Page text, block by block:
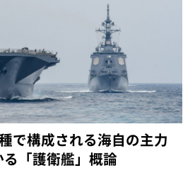
で構成される海自の主力
「護衛艦」概論